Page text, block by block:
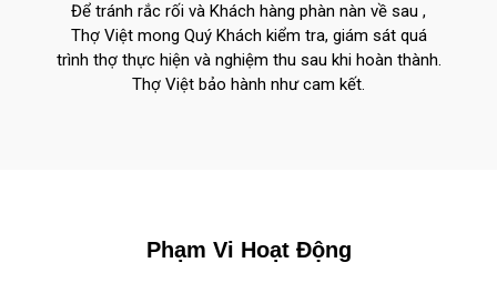
Để tránh rắc rối và Khách hàng phàn nàn về sau ,
Thợ Việt mong Quý Khách kiểm tra, giám sát quá
trình thợ thực hiện và nghiệm thu sau khi hoàn thành.
Thợ Việt bảo hành như cam kết.
Phạm Vi Hoạt Động